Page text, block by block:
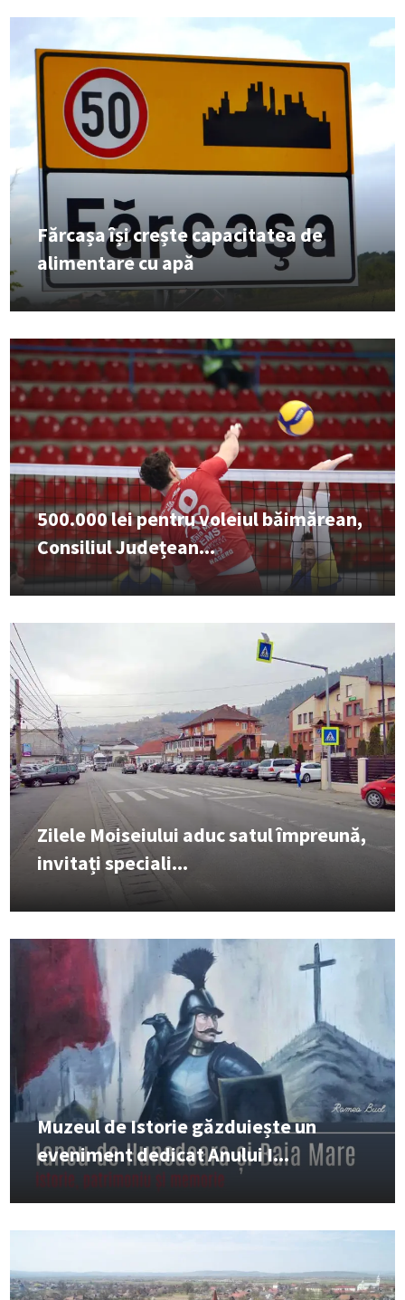
Fărcașa își crește capacitatea de
alimentare cu apă
500.000 lei pentru voleiul băimărean,
Consiliul Județean...
Zilele Moiseiului aduc satul împreună,
invitați speciali...
Muzeul de Istorie găzduiește un
eveniment dedicat Anului I...